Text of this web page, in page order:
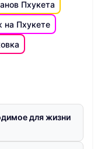
Пхукета
на Пхукете
для жизни